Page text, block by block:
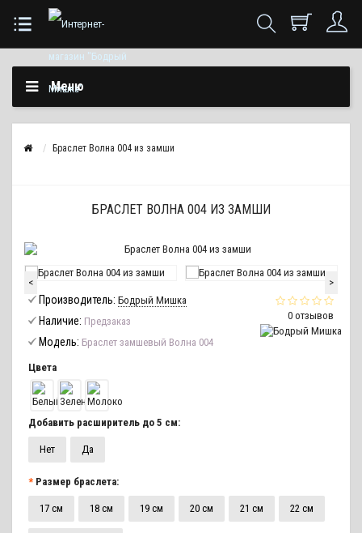
Меню
Браслет Волна 004 из замши
БРАСЛЕТ ВОЛНА 004 ИЗ ЗАМШИ
< >
0 отзывов
Производитель: Бодрый Мишка
Наличие: Предзаказ
Модель: Браслет замшевый Волна 004
Цвета
Добавить расширитель до 5 см:
Нет Да
Размер браслета:
17 см 18 см 19 см 20 см 21 см 22 см